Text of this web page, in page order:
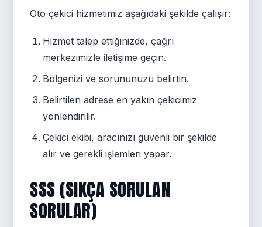
Oto çekici hizmetimiz aşağıdaki şekilde çalışır:
Hizmet talep ettiğinizde, çağrı
merkezimizle iletişime geçin.
Bölgenizi ve sorununuzu belirtin.
Belirtilen adrese en yakın çekicimiz
yönlendirilir.
Çekici ekibi, aracınızı güvenli bir şekilde
alır ve gerekli işlemleri yapar.
SSS (SIKÇA SORULAN
SORULAR)